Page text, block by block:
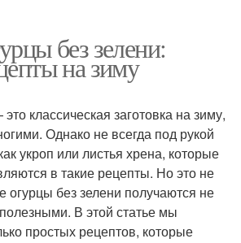
без зелени:
на зиму
классическая заготовка на зиму,
Однако не всегда под рукой
укроп или листья хрена, которые
в такие рецепты. Но это не
без зелени получаются не
В этой статье мы
простых рецептов, которые